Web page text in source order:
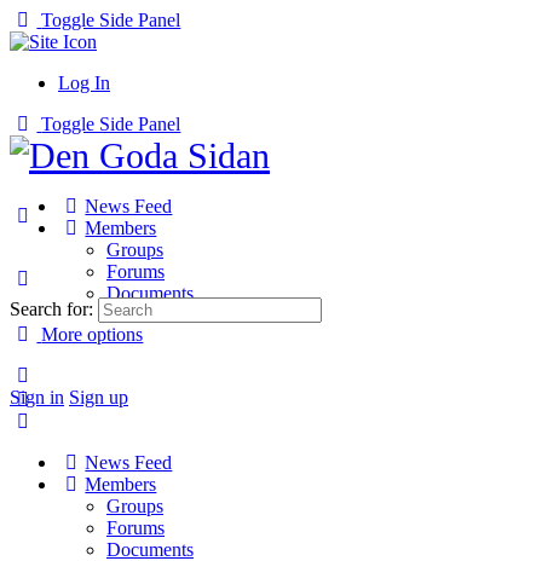
Toggle Side Panel
Log In
Toggle Side Panel
News Feed
Members
Groups
Forums
Documents
More options
Sign in Sign up
Search for:
News Feed
Members
Groups
Forums
Documents